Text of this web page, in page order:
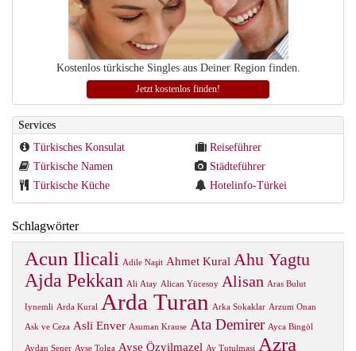
Kostenlos türkische Singles aus Deiner Region finden.
Jetzt kostenlos finden!
Services
Türkisches Konsulat
Reiseführer
Türkische Namen
Städteführer
Türkische Küche
Hotelinfo-Türkei
Schlagwörter
Acun Ilicali Adile Naşit Ahmet Kural Ahu Yagtu
Ajda Pekkan Ali Atay Alican Yücesoy Alisan Aras Bulut
Iynemli Arda Kural Arda Turan Arka Sokaklar Arzum Onan
Ask ve Ceza Asli Enver Asuman Krause Ata Demirer Ayca Bingöl
Aydan Sener Ayse Tolga Ayse Özyilmazel Ay Tutulmasi Azra